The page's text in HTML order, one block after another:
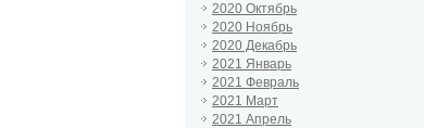
2020 Октябрь
2020 Ноябрь
2020 Декабрь
2021 Январь
2021 Февраль
2021 Март
2021 Апрель